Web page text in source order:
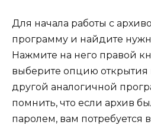
Для начала работы с
программу и найдите
Нажмите на него правой
выберите опцию открытия
другой аналогичной
помнить, что если архив
паролем, вам потребуется